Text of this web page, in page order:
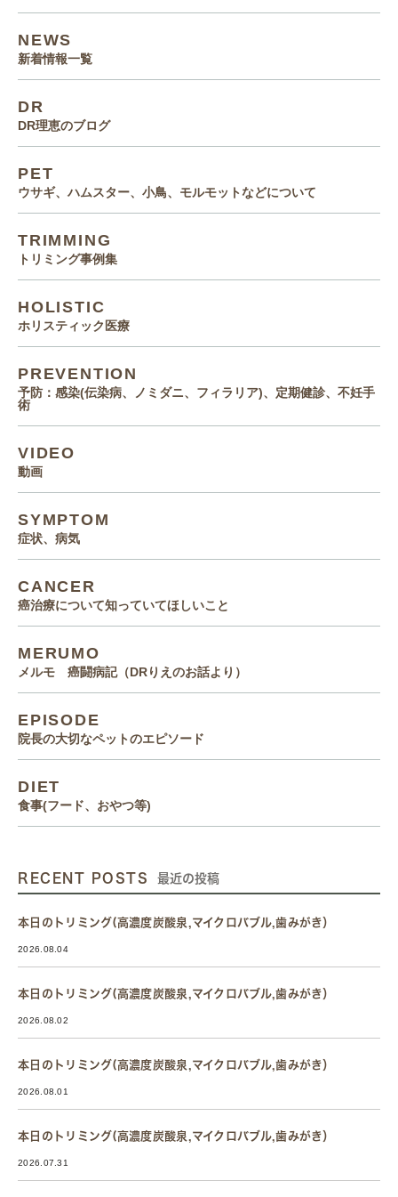
NEWS
新着情報一覧
DR
DR理恵のブログ
PET
ウサギ、ハムスター、小鳥、モルモットなどについて
TRIMMING
トリミング事例集
HOLISTIC
ホリスティック医療
PREVENTION
予防：感染(伝染病、ノミダニ、フィラリア)、定期健診、不妊手
術
VIDEO
動画
SYMPTOM
症状、病気
CANCER
癌治療について知っていてほしいこと
MERUMO
メルモ 癌闘病記（DRりえのお話より）
EPISODE
院長の大切なペットのエピソード
DIET
食事(フード、おやつ等)
RECENT POSTS 最近の投稿
本日のトリミング(高濃度炭酸泉,マイクロバブル,歯みがき）
2026.08.04
本日のトリミング(高濃度炭酸泉,マイクロバブル,歯みがき）
2026.08.02
本日のトリミング(高濃度炭酸泉,マイクロバブル,歯みがき）
2026.08.01
本日のトリミング(高濃度炭酸泉,マイクロバブル,歯みがき）
2026.07.31